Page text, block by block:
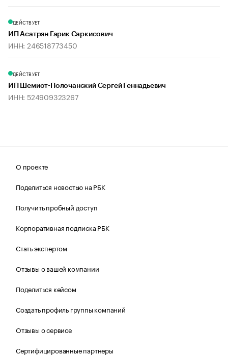
ДЕЙСТВУЕТ
ИП Асатрян Гарик Саркисович
ИНН: 246518773450
ДЕЙСТВУЕТ
ИП Шемиот-Полочанский Сергей Геннадьевич
ИНН: 524909323267
О проекте
Поделиться новостью на РБК
Получить пробный доступ
Корпоративная подписка РБК
Стать экспертом
Отзывы о вашей компании
Поделиться кейсом
Создать профиль группы компаний
Отзывы о сервисе
Сертифицированные партнеры